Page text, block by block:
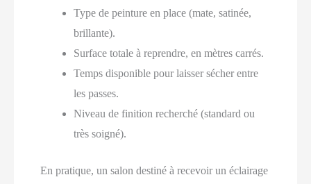
Type de peinture en place (mate, satinée,
brillante).
Surface totale à reprendre, en mètres carrés.
Temps disponible pour laisser sécher entre
les passes.
Niveau de finition recherché (standard ou
très soigné).
En pratique, un salon destiné à recevoir un éclairage